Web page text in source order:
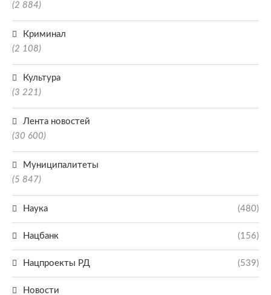
(2 884)
Криминал
(2 108)
Культура
(3 221)
Лента новостей
(30 600)
Муниципалитеты
(5 847)
Наука (480)
Нацбанк (156)
Нацпроекты РД (539)
Новости